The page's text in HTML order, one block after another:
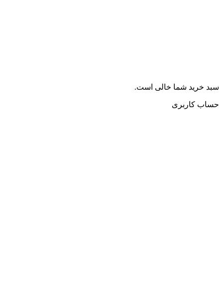
سبد خرید شما خالی است.
حساب کاربری